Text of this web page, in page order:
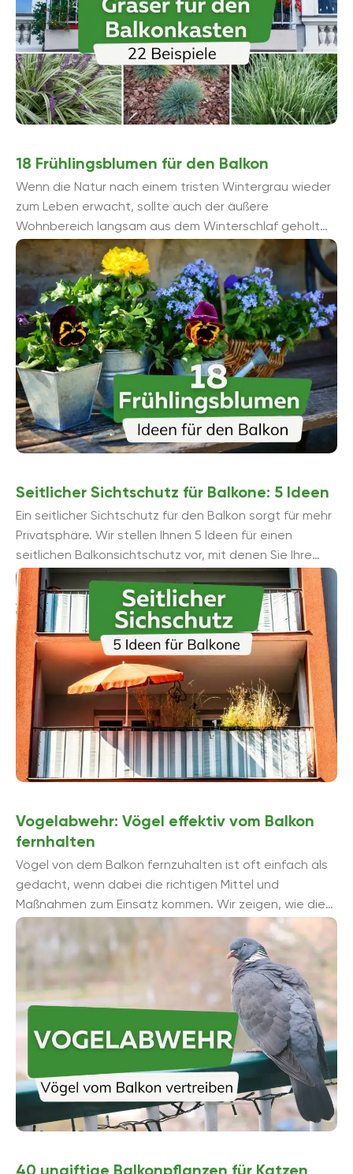
18 Frühlingsblumen für den Balkon
Wenn die Natur nach einem tristen Wintergrau wieder
zum Leben erwacht, sollte auch der äußere
Wohnbereich langsam aus dem Winterschlaf geholt
werden. Die unterschiedlichsten Frühlingsblumen
können hier ...
Seitlicher Sichtschutz für Balkone: 5 Ideen
Ein seitlicher Sichtschutz für den Balkon sorgt für mehr
Privatsphäre. Wir stellen Ihnen 5 Ideen für einen
seitlichen Balkonsichtschutz vor, mit denen Sie Ihre
Entspannungsoase ohne stö...
Vogelabwehr: Vögel effektiv vom Balkon
fernhalten
Vögel von dem Balkon fernzuhalten ist oft einfach als
gedacht, wenn dabei die richtigen Mittel und
Maßnahmen zum Einsatz kommen. Wir zeigen, wie die
Vogelabwehr mit geringem Aufwand ...
40 ungiftige Balkonpflanzen für Katzen